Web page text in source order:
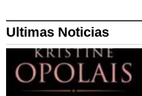
Ultimas Noticias